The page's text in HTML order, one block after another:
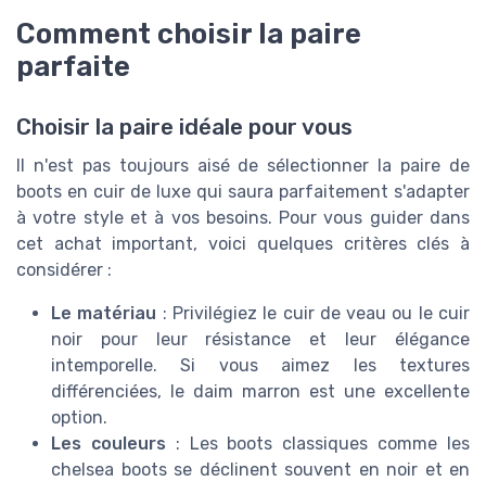
Comment choisir la paire
parfaite
Choisir la paire idéale pour vous
Il n'est pas toujours aisé de sélectionner la paire de
boots en cuir de luxe qui saura parfaitement s'adapter
à votre style et à vos besoins. Pour vous guider dans
cet achat important, voici quelques critères clés à
considérer :
Le matériau : Privilégiez le cuir de veau ou le cuir
noir pour leur résistance et leur élégance
intemporelle. Si vous aimez les textures
différenciées, le daim marron est une excellente
option.
Les couleurs : Les boots classiques comme les
chelsea boots se déclinent souvent en noir et en